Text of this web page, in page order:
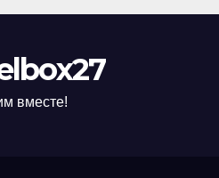
вместе!